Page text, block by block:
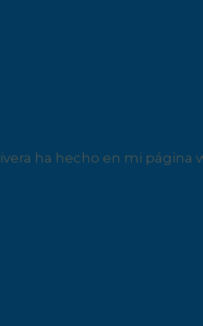
ha hecho en mi página